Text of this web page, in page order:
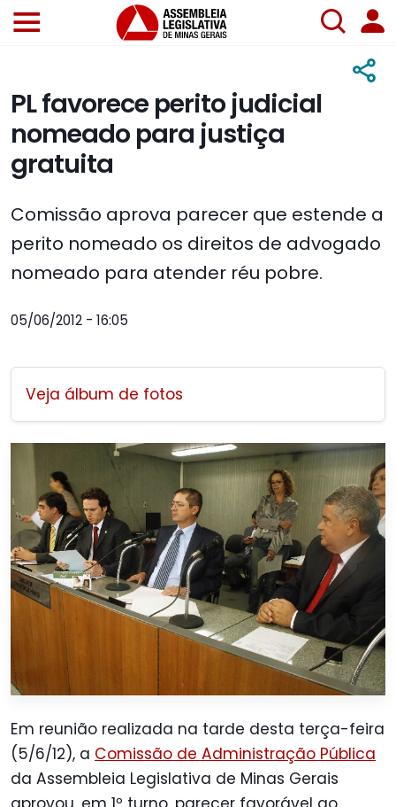
PL favorece perito judicial
nomeado para justiça
gratuita
Comissão aprova parecer que estende a
perito nomeado os direitos de advogado
nomeado para atender réu pobre.
05/06/2012 - 16:05
Veja álbum de fotos
Em reunião realizada na tarde desta terça-feira
(5/6/12), a Comissão de Administração Pública
da Assembleia Legislativa de Minas Gerais